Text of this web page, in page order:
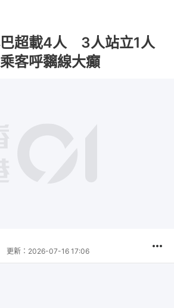
巴超載4人 3人站立1人
客呼黐線大癲
更新： 2026-07-16 17:06